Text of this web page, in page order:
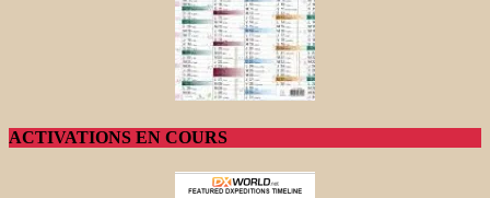
ACTIVATIONS EN COURS